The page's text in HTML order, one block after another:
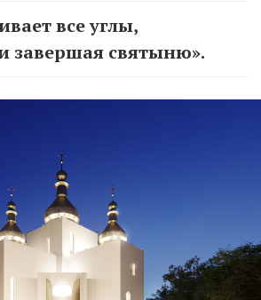
все углы,
завершая святыню».